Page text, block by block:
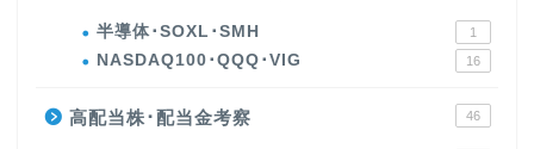
半導体･SOXL･SMH 1
NASDAQ100･QQQ･VIG 16
高配当株･配当金考察 46